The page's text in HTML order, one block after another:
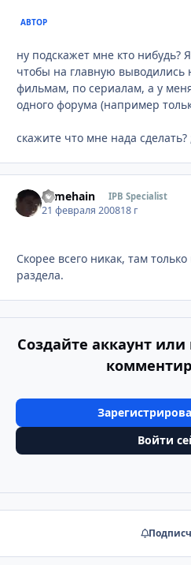
АВТОР
ну подскажет мне кто нибудь?
чтобы на главную выводились
фильмам, по сериалам, а у
одного форума (например
скажите что мне нада сделать?
somehain IPB Specialist
21 февраля 200818 г
Скорее всего никак, там
раздела.
Создайте аккаунт
Войти